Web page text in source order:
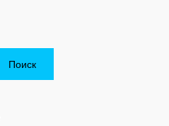
Поиск